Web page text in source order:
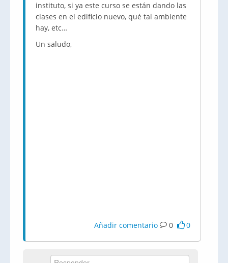
instituto, si ya este curso se están dando las
clases en el edificio nuevo, qué tal ambiente
hay, etc…
Un saludo,
Añadir comentario 0 0